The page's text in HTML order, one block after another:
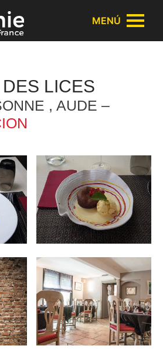
MENÚ
LICES
, AUDE –